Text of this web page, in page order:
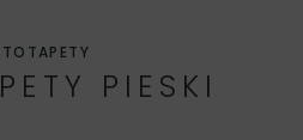
PIESKI